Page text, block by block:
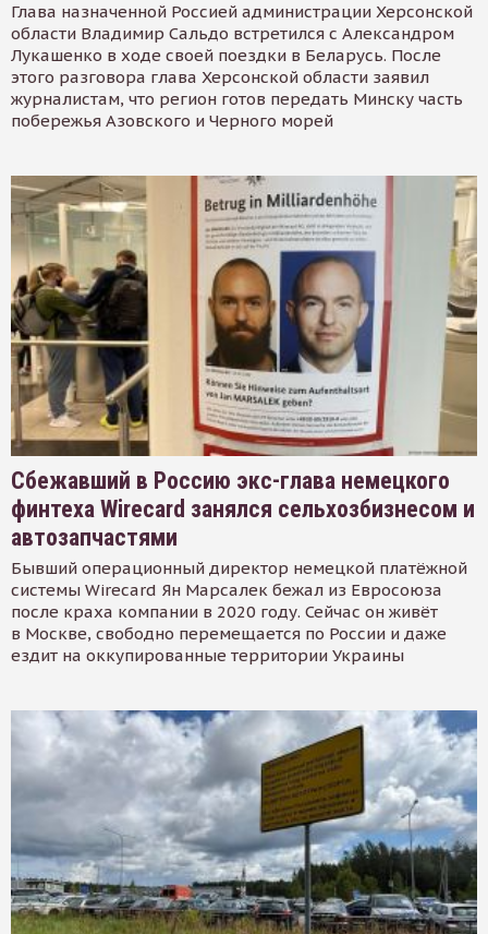
Глава назначенной Россией администрации Херсонской
области Владимир Сальдо встретился с Александром
Лукашенко в ходе своей поездки в Беларусь. После
этого разговора глава Херсонской области заявил
журналистам, что регион готов передать Минску часть
побережья Азовского и Черного морей
Сбежавший в Россию экс-глава немецкого
финтеха Wirecard занялся сельхозбизнесом и
автозапчастями
Бывший операционный директор немецкой платёжной
системы Wirecard Ян Марсалек бежал из Евросоюза
после краха компании в 2020 году. Сейчас он живёт
в Москве, свободно перемещается по России и даже
ездит на оккупированные территории Украины